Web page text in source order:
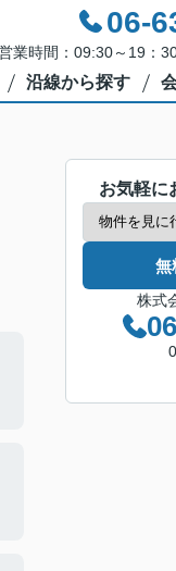
06-
業時間：09:30～19：
沿線から探す
お気軽に
無
株式